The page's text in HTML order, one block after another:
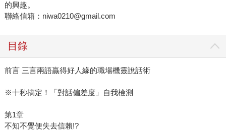
的興趣。
聯絡信箱：niwa0210@gmail.com
目錄
前言 三言兩語贏得好人緣的職場機靈說話術
※十秒搞定！「對話偏差度」自我檢測
第1章
不知不覺便失去信賴!?